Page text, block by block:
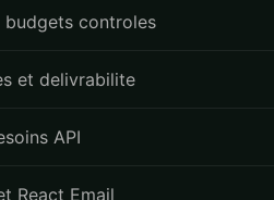
budgets controles
et delivrabilite
API
React Email